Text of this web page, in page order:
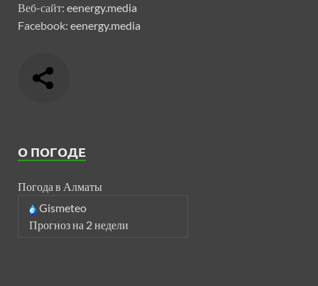
Веб-сайт: eenergy.media
Facebook: eenergy.media
О ПОГОДЕ
Погода в Алматы
Gismeteo
Прогноз на 2 недели